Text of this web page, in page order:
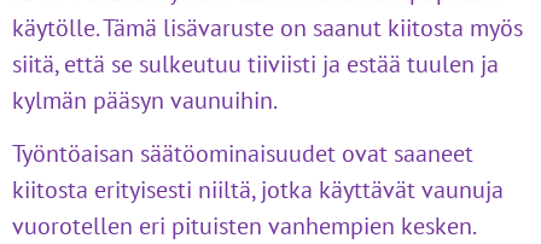
käytölle. Tämä lisävaruste on saanut kiitosta myös
siitä, että se sulkeutuu tiiviisti ja estää tuulen ja
kylmän pääsyn vaunuihin.
Työntöaisan säätöominaisuudet ovat saaneet
kiitosta erityisesti niiltä, jotka käyttävät vaunuja
vuorotellen eri pituisten vanhempien kesken.